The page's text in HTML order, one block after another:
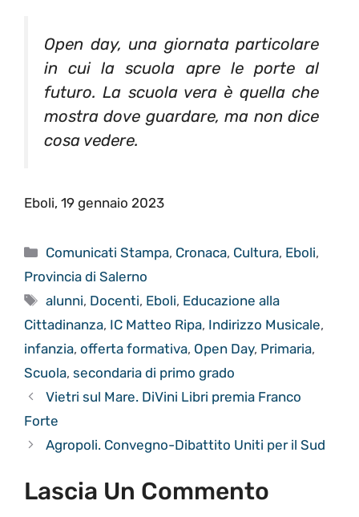
Open day, una giornata particolare
in cui la scuola apre le porte al
futuro. La scuola vera è quella che
mostra dove guardare, ma non dice
cosa vedere.
Eboli, 19 gennaio 2023
Categorie
Comunicati Stampa, Cronaca, Cultura, Eboli,
Provincia di Salerno
Tag
alunni, Docenti, Eboli, Educazione alla
Cittadinanza, IC Matteo Ripa, Indirizzo Musicale,
infanzia, offerta formativa, Open Day, Primaria,
Scuola, secondaria di primo grado
Vietri sul Mare. DiVini Libri premia Franco
Forte
Agropoli. Convegno-Dibattito Uniti per il Sud
Lascia Un Commento